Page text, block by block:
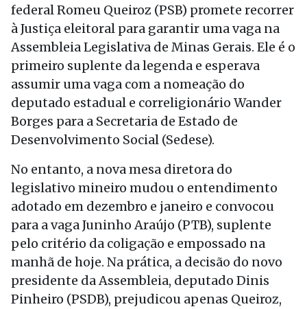
federal Romeu Queiroz (PSB) promete recorrer
à Justiça eleitoral para garantir uma vaga na
Assembleia Legislativa de Minas Gerais. Ele é o
primeiro suplente da legenda e esperava
assumir uma vaga com a nomeação do
deputado estadual e correligionário Wander
Borges para a Secretaria de Estado de
Desenvolvimento Social (Sedese).
No entanto, a nova mesa diretora do
legislativo mineiro mudou o entendimento
adotado em dezembro e janeiro e convocou
para a vaga Juninho Araújo (PTB), suplente
pelo critério da coligação e empossado na
manhã de hoje. Na prática, a decisão do novo
presidente da Assembleia, deputado Dinis
Pinheiro (PSDB), prejudicou apenas Queiroz,